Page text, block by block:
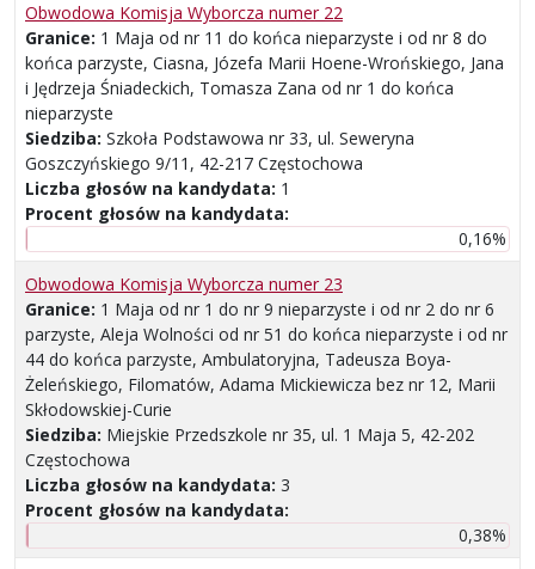
Obwodowa Komisja Wyborcza numer 22
Granice: 1 Maja od nr 11 do końca nieparzyste i od nr 8 do
końca parzyste, Ciasna, Józefa Marii Hoene-Wrońskiego, Jana
i Jędrzeja Śniadeckich, Tomasza Zana od nr 1 do końca
nieparzyste
Siedziba: Szkoła Podstawowa nr 33, ul. Seweryna
Goszczyńskiego 9/11, 42-217 Częstochowa
Liczba głosów na kandydata: 1
Procent głosów na kandydata:
0,16%
Obwodowa Komisja Wyborcza numer 23
Granice: 1 Maja od nr 1 do nr 9 nieparzyste i od nr 2 do nr 6
parzyste, Aleja Wolności od nr 51 do końca nieparzyste i od nr
44 do końca parzyste, Ambulatoryjna, Tadeusza Boya-
Żeleńskiego, Filomatów, Adama Mickiewicza bez nr 12, Marii
Skłodowskiej-Curie
Siedziba: Miejskie Przedszkole nr 35, ul. 1 Maja 5, 42-202
Częstochowa
Liczba głosów na kandydata: 3
Procent głosów na kandydata:
0,38%